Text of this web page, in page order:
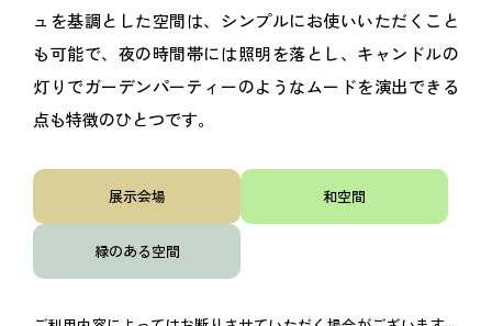
ュを基調とした空間は、シンプルにお使いいただくこと
も可能で、夜の時間帯には照明を落とし、キャンドルの
灯りでガーデンパーティーのようなムードを演出できる
点も特徴のひとつです。
展示会場 和空間
緑のある空間